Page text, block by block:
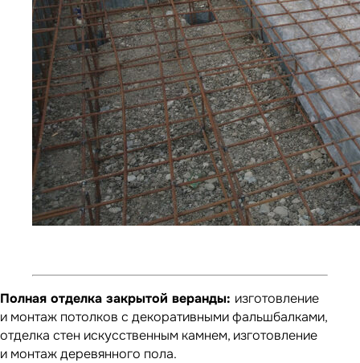
Полная отделка закрытой веранды: изготовление
и монтаж потолков с декоративными фальшбалками,
отделка стен искусственным камнем, изготовление
и монтаж деревянного пола.